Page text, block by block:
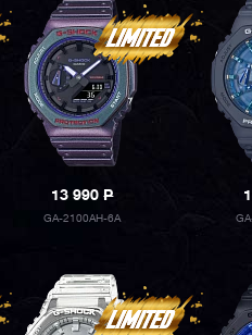
13 990P
GA-2100AH-6A